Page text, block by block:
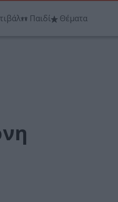
Παιδί Θέματα